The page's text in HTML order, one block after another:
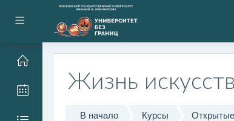
Боковая панель
Перейти к основному содержанию
Жизнь
В начало Курсы